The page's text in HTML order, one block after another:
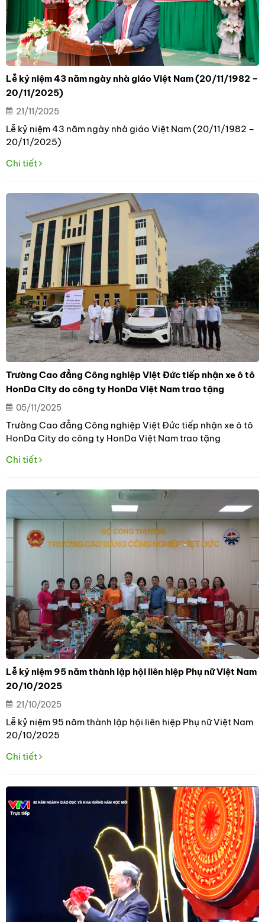
Lễ kỷ niệm 43 năm ngày nhà giáo Việt Nam (20/11/1982 –
20/11/2025)
21/11/2025
Lễ kỷ niệm 43 năm ngày nhà giáo Việt Nam (20/11/1982 –
20/11/2025)
Chi tiết
Trường Cao đẳng Công nghiệp Việt Đức tiếp nhận xe ô tô
HonDa City do công ty HonDa Việt Nam trao tặng
05/11/2025
Trường Cao đẳng Công nghiệp Việt Đức tiếp nhận xe ô tô
HonDa City do công ty HonDa Việt Nam trao tặng
Chi tiết
Lễ kỷ niệm 95 năm thành lập hội liên hiệp Phụ nữ Việt Nam
20/10/2025
21/10/2025
Lễ kỷ niệm 95 năm thành lập hội liên hiệp Phụ nữ Việt Nam
20/10/2025
Chi tiết